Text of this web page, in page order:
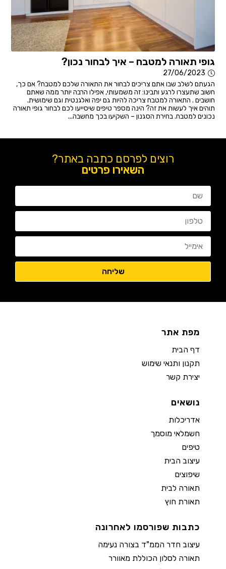
גופי תאורה למטבח – איך לבחור נכון?
27/06/2023
הגעתם לשלב שבו אתם צריכים לבחור את התאורה שלכם למטבח? אם כך,
חשוב שתעצרו לרגע ותבינו: זה משמעותי, אפילו הרבה יותר ממה שאתם
חושבים . התאורה למטבח צריכה להיות גם יפה ואלגנטית וגם שימושית.
תוהים איך לעשות את זה? הינה מספר טיפים שיסייעו לכם לבחור גופי תאורה
נכונים למטבח. בחירת הסגנון – השקיעו בכך מחשבה...
רוצים לפרסם כתבה באתר?
השאירו פרטים
מפת אתר
דף הבית
תקנון ותנאי שימוש
יצירת קשר
נושאים
אדריכלות
חשמלאי מוסמך
טיפים
עיצוב הבית
שיפוצים
תאורה לבית
תאורת חוץ
כתבות שפורסמו לאחרונה
עיצוב חדר הממ"ד בצורה נעימה
תאורה לסלון הכוללת מאוורר